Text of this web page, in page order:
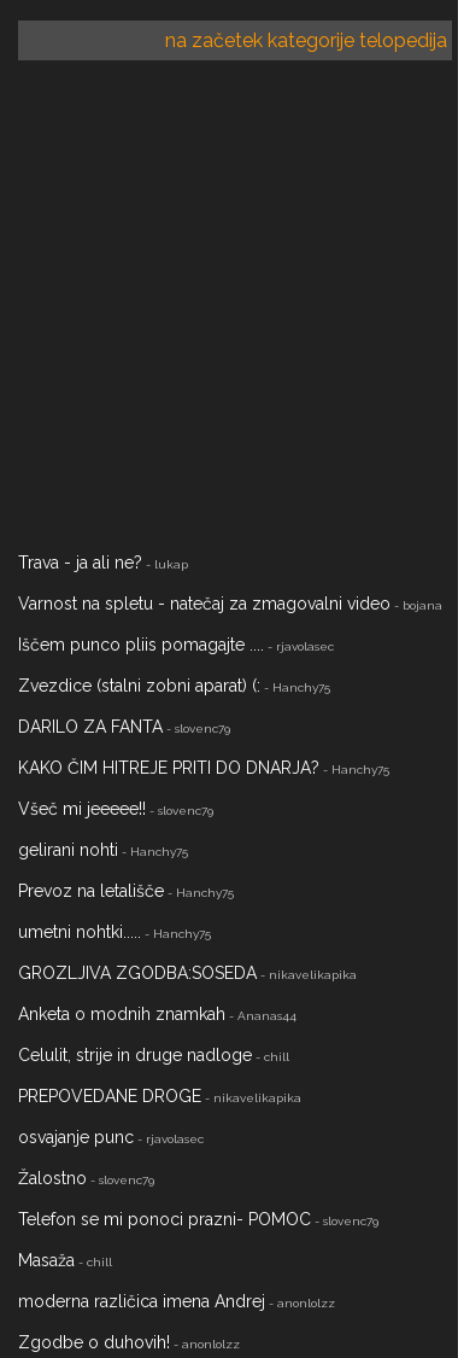
na začetek kategorije telopedija
Trava - ja ali ne? - lukap
Varnost na spletu - natečaj za zmagovalni video - bojana
Iščem punco pliis pomagajte .... - rjavolasec
Zvezdice (stalni zobni aparat) (: - Hanchy75
DARILO ZA FANTA - slovenc79
KAKO ČIM HITREJE PRITI DO DNARJA? - Hanchy75
Všeč mi jeeeee!! - slovenc79
gelirani nohti - Hanchy75
Prevoz na letališče - Hanchy75
umetni nohtki..... - Hanchy75
GROZLJIVA ZGODBA:SOSEDA - nikavelikapika
Anketa o modnih znamkah - Ananas44
Celulit, strije in druge nadloge - chill
PREPOVEDANE DROGE - nikavelikapika
osvajanje punc - rjavolasec
Žalostno - slovenc79
Telefon se mi ponoci prazni- POMOC - slovenc79
Masaža - chill
moderna različica imena Andrej - anonlolzz
Zgodbe o duhovih! - anonlolzz